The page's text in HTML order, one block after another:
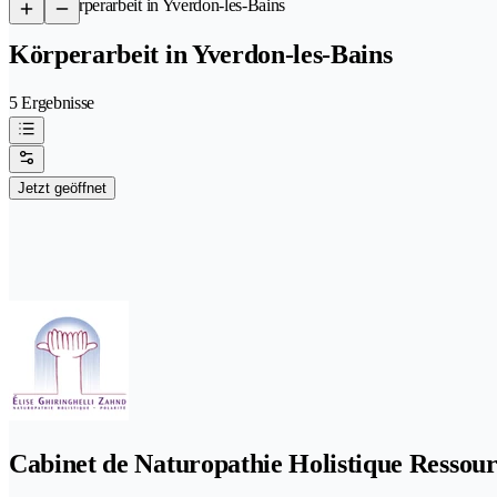
/Körperarbeit in Yverdon-les-Bains
Körperarbeit in Yverdon-les-Bains
5 Ergebnisse
Jetzt geöffnet
Cabinet de Naturopathie Holistique